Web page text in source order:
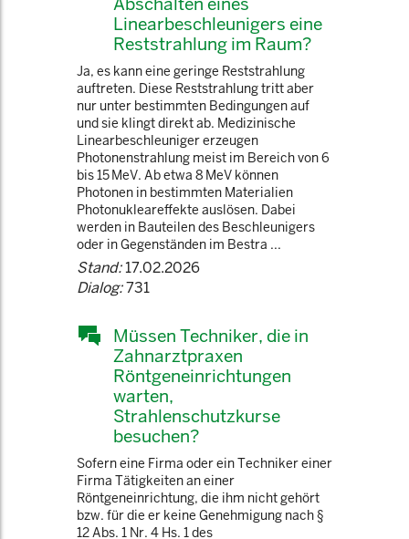
Linearbeschleunigers eine
Reststrahlung im Raum?
Ja, es kann eine geringe Reststrahlung
auftreten. Diese Reststrahlung tritt aber
nur unter bestimmten Bedingungen auf
und sie klingt direkt ab. Medizinische
Linearbeschleuniger erzeugen
Photonenstrahlung meist im Bereich von 6
bis 15 MeV. Ab etwa 8 MeV können
Photonen in bestimmten Materialien
Photonukleareffekte auslösen. Dabei
werden in Bauteilen des Beschleunigers
oder in Gegenständen im Bestra ...
Stand:17.02.2026
Dialog:731
Müssen Techniker, die in
Zahnarztpraxen
Röntgeneinrichtungen
warten,
Strahlenschutzkurse
besuchen?
Sofern eine Firma oder ein Techniker einer
Firma Tätigkeiten an einer
Röntgeneinrichtung, die ihm nicht gehört
bzw. für die er keine Genehmigung nach §
12 Abs. 1 Nr. 4 Hs. 1 des